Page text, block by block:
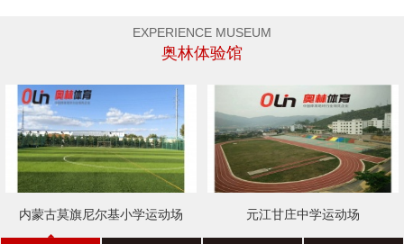
EXPERIENCE MUSEUM
奥林体验馆
内蒙古莫旗尼尔基小学运动场 元江甘庄中学运动场